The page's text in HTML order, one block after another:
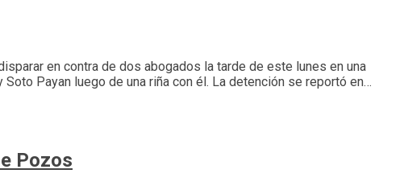
en contra de dos abogados la tarde de este lunes en una
Payan luego de una riña con él. La detención se reportó en…
Pozos